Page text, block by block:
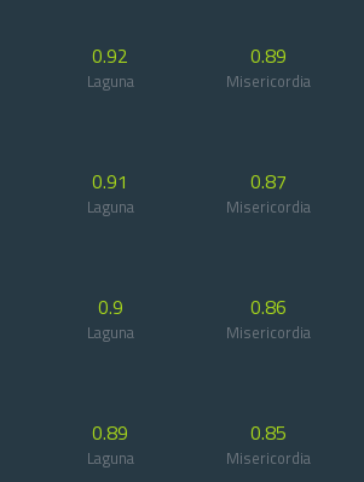
0.92
Laguna
0.89
Misericordia
0.91
Laguna
0.87
Misericordia
0.9
Laguna
0.86
Misericordia
0.89
Laguna
0.85
Misericordia